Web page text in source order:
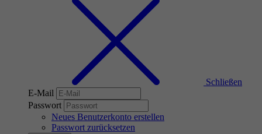
Schließen
E-Mail
Passwort
Neues Benutzerkonto erstellen
Passwort zurücksetzen